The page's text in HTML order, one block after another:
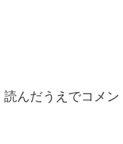
んだうえでコメン